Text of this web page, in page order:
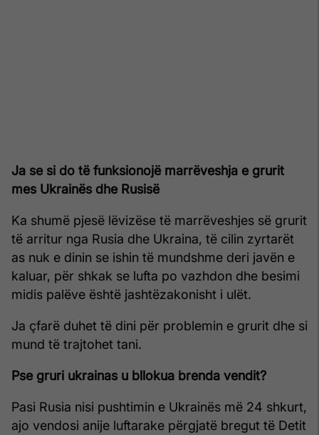
Ja se si do të funksionojë marrëveshja e grurit
mes Ukrainës dhe Rusisë
Ka shumë pjesë lëvizëse të marrëveshjes së grurit
të arritur nga Rusia dhe Ukraina, të cilin zyrtarët
as nuk e dinin se ishin të mundshme deri javën e
kaluar, për shkak se lufta po vazhdon dhe besimi
midis palëve është jashtëzakonisht i ulët.
Ja çfarë duhet të dini për problemin e grurit dhe si
mund të trajtohet tani.
Pse gruri ukrainas u bllokua brenda vendit?
Pasi Rusia nisi pushtimin e Ukrainës më 24 shkurt,
ajo vendosi anije luftarake përgjatë bregut të Detit